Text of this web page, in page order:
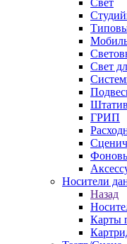
Свет
Свет
ГРИП
Носители
Назад
Карты